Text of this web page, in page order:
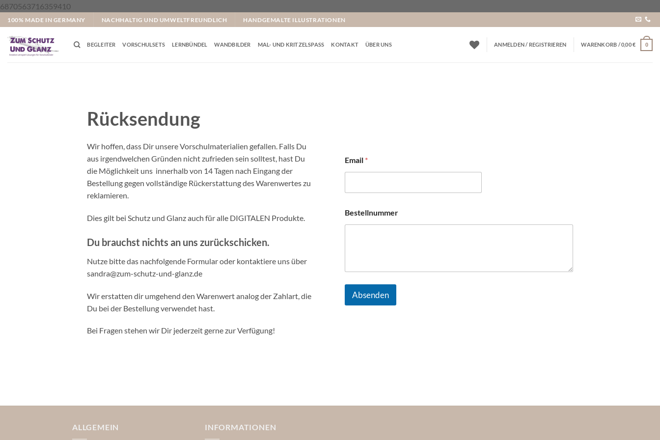
6870563716359410Zum
Inhalt
springen
100% MADE IN GERMANY NACHHALTIG UND UMWELTFREUNDLICH HANDGEMALTE ILLUSTRATIONEN
BEGLEITER VORSCHULSETS LERNBÜNDEL WANDBILDER MAL- UND KRITZELSPASS KONTAKT ÜBER UNS ANMELDEN / REGISTRIEREN WARENKORB /0,00€ 0
Rücksendung
Wir hoffen, dass Dir unsere Vorschulmaterialien gefallen. Falls Du
aus irgendwelchen Gründen nicht zufrieden sein solltest, hast Du
die Möglichkeit uns innerhalb von 14 Tagen nach Eingang der
Bestellung gegen vollständige Rückerstattung des Warenwertes zu
reklamieren.
Dies gilt bei Schutz und Glanz auch für alle DIGITALEN Produkte.
Du brauchst nichts an uns zurückschicken.
Nutze bitte das nachfolgende Formular oder kontaktiere uns über
sandra@zum-schutz-und-glanz.de
Wir erstatten dir umgehend den Warenwert analog der Zahlart, die
Du bei der Bestellung verwendet hast.
Bei Fragen stehen wir Dir jederzeit gerne zur Verfügung!
Email *
Bestellnummer
Absenden
ALLGEMEIN INFORMATIONEN